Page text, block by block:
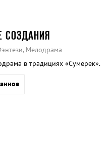
СОЗДАНИЯ
Мелодрама
в традициях «Сумерек».